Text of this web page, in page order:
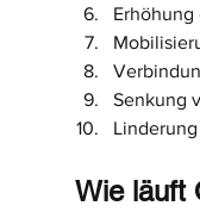
Senkung
Wie läuft